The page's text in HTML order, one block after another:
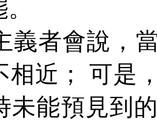
義者會說，
近；
可是
未能預見到